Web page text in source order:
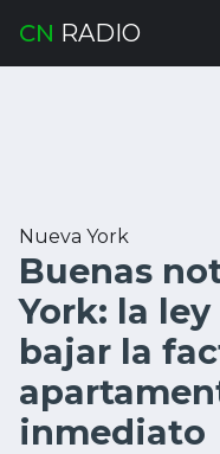
CN RADIO
Nueva York
Buenas
York: la
bajar la
inmediato